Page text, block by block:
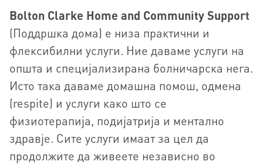
Bolton Clarke Home and Community Support
(Поддршка дома) е низа практични и
флексибилни услуги. Ние даваме услуги на
општа и специјализирана болничарска нега.
Исто така даваме домашна помош, одмена
(respite) и услуги како што се
физиотерапија, подијатрија и ментално
здравје. Сите услуги имаат за цел да
продолжите да живеете независно во